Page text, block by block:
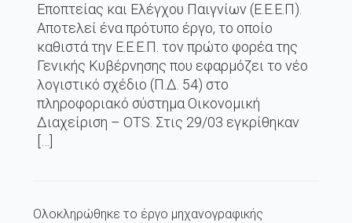
Εποπτείας και Ελέγχου Παιγνίων (Ε.Ε.Ε.Π).
Αποτελεί ένα πρότυπο έργο, το οποίο
καθιστά την Ε.Ε.Ε.Π. τον πρώτο φορέα της
Γενικής Κυβέρνησης που εφαρμόζει το νέο
λογιστικό σχέδιο (Π.Δ. 54) στο
πληροφοριακό σύστημα Οικονομική
Διαχείριση – OTS. Στις 29/03 εγκρίθηκαν
Ολοκληρώθηκε το έργο μηχανογραφικής